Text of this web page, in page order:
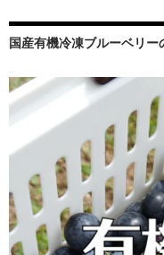
ョ
ン
国産有機冷凍ブルーベリー